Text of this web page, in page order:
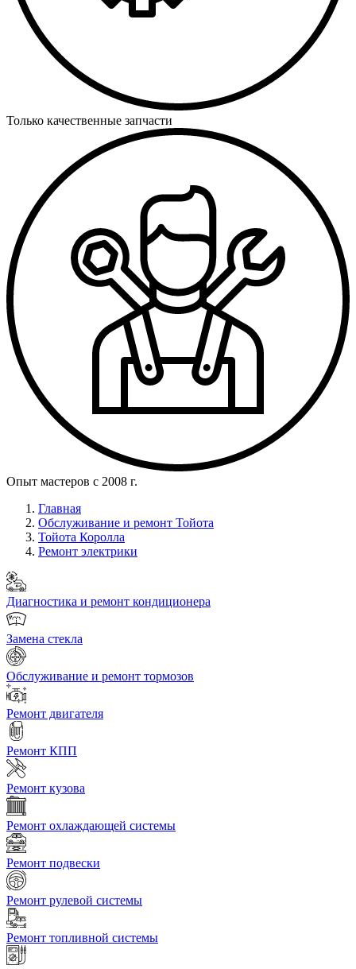
Только качественные запчасти
Опыт мастеров с 2008 г.
Главная
Обслуживание и ремонт Тойота
Тойота Королла
Ремонт электрики
Диагностика и ремонт кондиционера
Замена стекла
Обслуживание и ремонт тормозов
Ремонт двигателя
Ремонт КПП
Ремонт кузова
Ремонт охлаждающей системы
Ремонт подвески
Ремонт рулевой системы
Ремонт топливной системы